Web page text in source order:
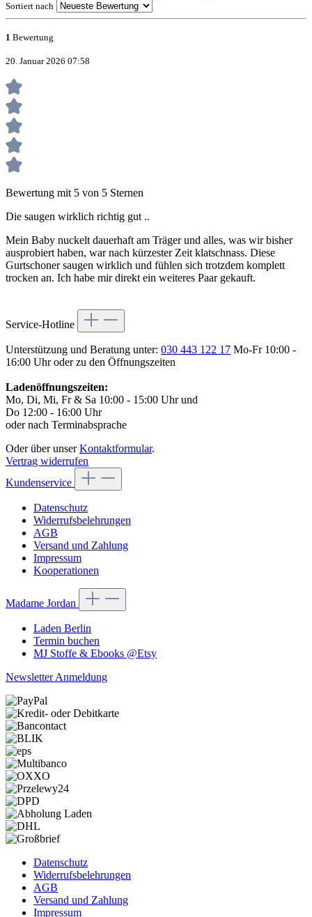
Sortiert nach
1 Bewertung
20. Januar 2026 07:58
Bewertung mit 5 von 5 Sternen
Die saugen wirklich richtig gut ..
Mein Baby nuckelt dauerhaft am Träger und alles, was wir bisher
ausprobiert haben, war nach kürzester Zeit klatschnass. Diese
Gurtschoner saugen wirklich und fühlen sich trotzdem komplett
trocken an. Ich habe mir direkt ein weiteres Paar gekauft.
Service-Hotline
Unterstützung und Beratung unter: 030 443 122 17 Mo-Fr 10:00 -
16:00 Uhr oder zu den Öffnungszeiten
Ladenöffnungszeiten:
Mo, Di, Mi, Fr & Sa 10:00 - 15:00 Uhr und
Do 12:00 - 16:00 Uhr
oder nach Terminabsprache
Oder über unserKontaktformular.
Vertrag widerrufen
Kundenservice
Datenschutz
Widerrufsbelehrungen
AGB
Versand und Zahlung
Impressum
Kooperationen
Madame Jordan
Laden Berlin
Termin buchen
MJ Stoffe & Ebooks @Etsy
Newsletter Anmeldung
Datenschutz
Widerrufsbelehrungen
AGB
Versand und Zahlung
Impressum